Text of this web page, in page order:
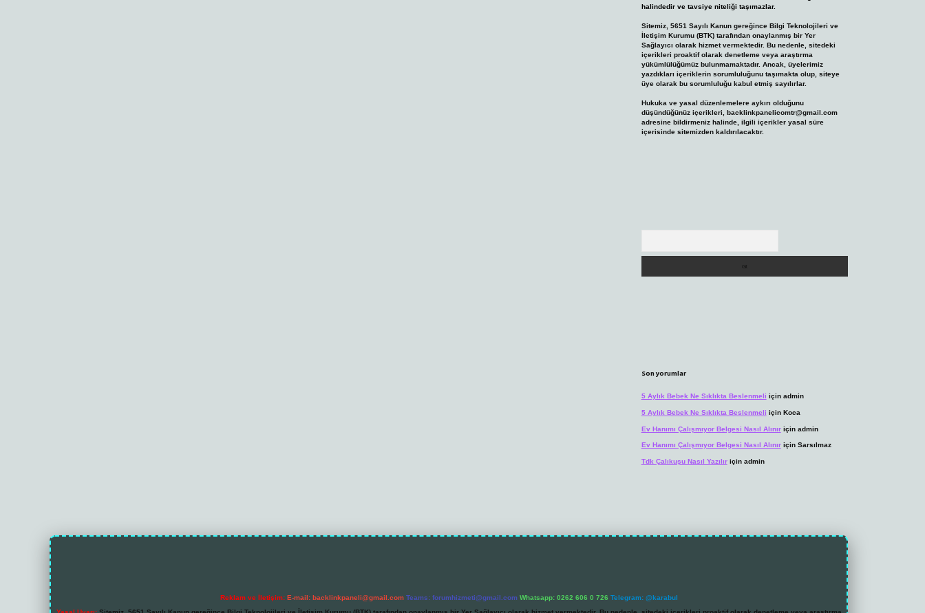
halindedir ve tavsiye niteliği taşımazlar.
Sitemiz, 5651 Sayılı Kanun gereğince Bilgi Teknolojileri ve
İletişim Kurumu (BTK) tarafından onaylanmış bir Yer
Sağlayıcı olarak hizmet vermektedir. Bu nedenle, sitedeki
içerikleri proaktif olarak denetleme veya araştırma
yükümlülüğümüz bulunmamaktadır. Ancak, üyelerimiz
yazdıkları içeriklerin sorumluluğunu taşımakta olup, siteye
üye olarak bu sorumluluğu kabul etmiş sayılırlar.
Hukuka ve yasal düzenlemelere aykırı olduğunu
düşündüğünüz içerikleri, backlinkpanelicomtr@gmail.com
adresine bildirmeniz halinde, ilgili içerikler yasal süre
içerisinde sitemizden kaldırılacaktır.
Son yorumlar
5 Aylık Bebek Ne Sıklıkta Beslenmeli için admin
5 Aylık Bebek Ne Sıklıkta Beslenmeli için Koca
Ev Hanımı Çalışmıyor Belgesi Nasıl Alınıriçin admin
Ev Hanımı Çalışmıyor Belgesi Nasıl Alınıriçin Sarsılmaz
Tdk Çalıkuşu Nasıl Yazılıriçin admin
Reklam ve İletişim: E-mail: backlinkpaneli@gmail.com Teams: forumhizmeti@gmail.com Whatsapp: 0262 606 0 726 Telegram: @karabul